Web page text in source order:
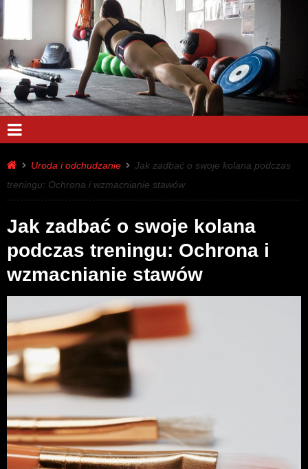
Uroda i odchudzanie
Jak zadbać o swoje kolana podczas
treningu: Ochrona i wzmacnianie stawów
Jak zadbać o swoje kolana
podczas treningu: Ochrona i
wzmacnianie stawów